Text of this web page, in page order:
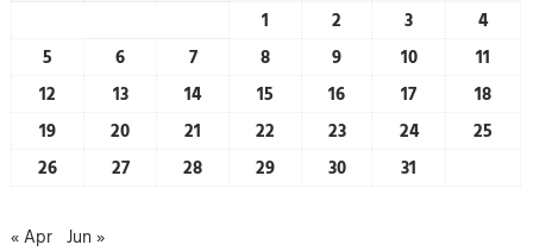
1
2 3
4
5
6 7 8 9 10
11
12
13 14 15 16 17
18
19
20 21 22 23 24
25
26
27 28 29 30 31
« Apr Jun »